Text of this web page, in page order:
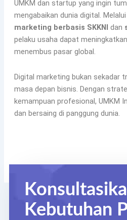
UMKM dan startup yang ingin
mengabaikan dunia digital. Melalui
marketing berbasis SKKNI dan
pelaku usaha dapat
menembus pasar global.
Digital marketing bukan sekadar
masa depan bisnis. Dengan
kemampuan profesional, UMKM
dan bersaing di panggung dunia.
Kebutuhan